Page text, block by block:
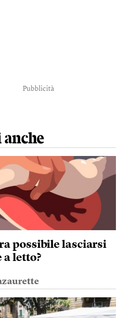
Pubblicità
anche
possibile lasciarsi
a letto?